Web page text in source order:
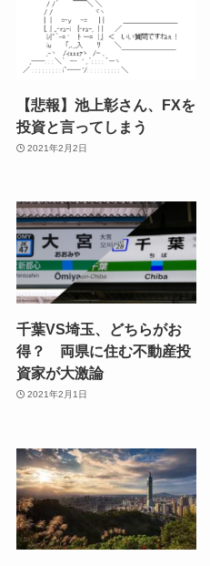
【悲報】池上彰さん、FXを
投資と言ってしまう
2021年2月2日
千葉VS埼玉、どちらがお
得？ 両県に住む不動産投
資家が大激論
2021年2月1日